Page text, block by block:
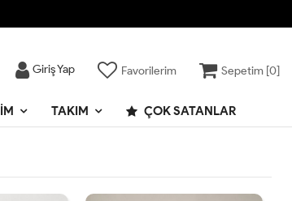
Giriş Yap Favorilerim Sepetim [0]
TAKIM ÇOK SATANLAR